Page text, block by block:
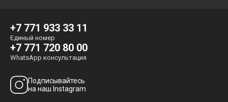
+7 771 933 33 11
Единый номер
+7 771 720 80 00
WhatsApp консультация
Подписывайтесь
на наш Instagram